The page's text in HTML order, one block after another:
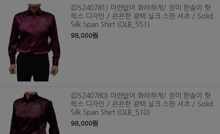
(DS240781) 미련없이 화려하게/ 장미 한송이 핫
픽스 디자인 / 은은한 광택 실크 스판 셔츠 / Solid
Silk Span Shirt (OLB_551)
98,000원
(DS240780) 미련없이 화려하게/ 장미 한송이 핫
픽스 디자인 / 은은한 광택 실크 스판 셔츠 / Solid
Silk Span Shirt (OLB_510)
98,000원